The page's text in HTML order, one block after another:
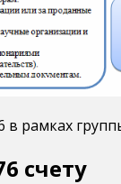
в рамках
счету